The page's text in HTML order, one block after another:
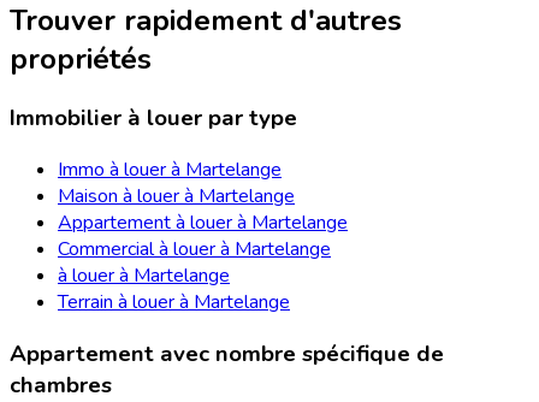
Trouver rapidement d'autres
propriétés
Immobilier à louer par type
Immo à louer à Martelange
Maison à louer à Martelange
Appartement à louer à Martelange
Commercial à louer à Martelange
à louer à Martelange
Terrain à louer à Martelange
Appartement avec nombre spécifique de
chambres